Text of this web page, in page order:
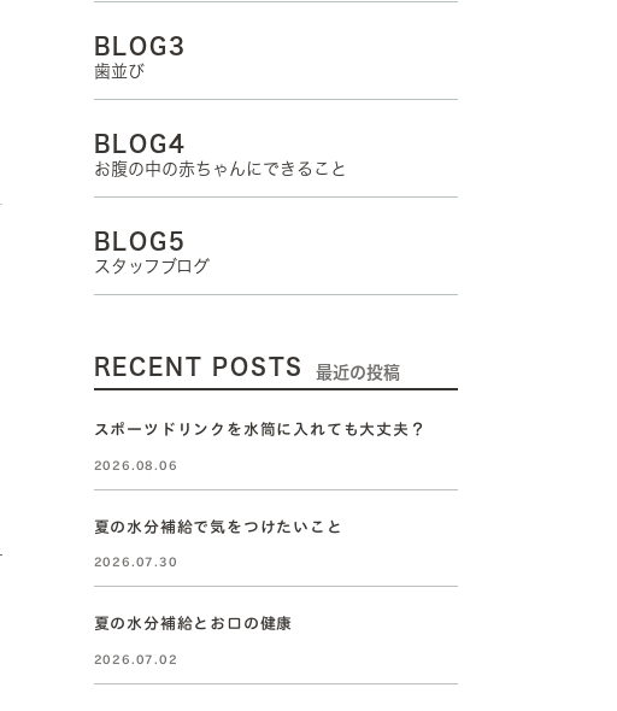
BLOG3
歯並び
BLOG4
お腹の中の赤ちゃんにできること
BLOG5
スタッフブログ
RECENT POSTS 最近の投稿
スポーツドリンクを水筒に入れても大丈夫？
2026.08.06
夏の水分補給で気をつけたいこと
2026.07.30
夏の水分補給とお口の健康
2026.07.02